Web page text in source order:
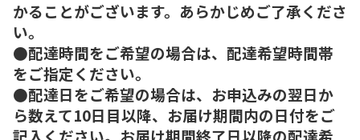
かることがございます。あらかじめご了承くださ
い。
●配達時間をご希望の場合は、配達希望時間帯
をご指定ください。
●配達日をご希望の場合は、お申込みの翌日か
ら数えて10日目以降、お届け期間内の日付をご
記入ください。お届け期間終了日以降の配達希